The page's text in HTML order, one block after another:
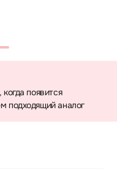
появится
подходящий аналог